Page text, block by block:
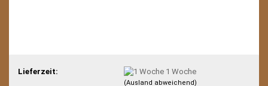
Lieferzeit: 1 Woche
(Ausland abweichend)